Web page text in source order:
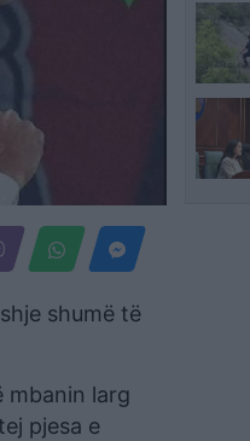
shumë të
mbanin larg
pjesa e